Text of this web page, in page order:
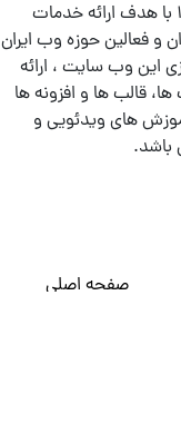
پرشین اسکریپت در سال ۱۳۸۶ با هدف ارائه خدمات
و فعالین حوزه وب ایران
این وب سایت ، ارائه
قالب ها و افزونه ها
های ویدئویی و
باشد.
صفحه اصلی